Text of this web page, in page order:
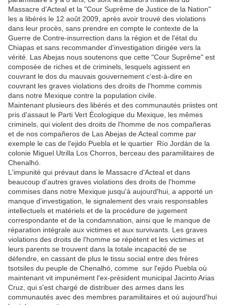
Massacre d'Acteal et la "Cour Suprême de Justice de la Nation"
les a libérés le 12 août 2009, après avoir trouvé des violations
dans leur procès, sans prendre en compte le contexte de la
Guerre de Contre-insurrection dans la région et de l'état du
Chiapas et sans recommander d'investigation dirigée vers la
vérité. Las Abejas nous soutenons que cette "Cour Suprême" est
composée de riches et de criminels, lesquels agissent en
couvrant le dos du mauvais gouvernement c'est-à-dire en
couvrant les graves violations des droits de l'homme commis
dans notre Mexique contre la population civile.
Maintenant plusieurs des libérés et des communautés priistes ont
pris d'assaut le Parti Vert Écologique du Mexique, les mêmes
criminels, qui violent des droits de l'homme de nos compañeras
et de nos compañeros de Las Abejas de Acteal comme par
exemple le cas de l'ejido Puebla et le quartier Río Jordán de la
colonie Miguel Utrilla Los Chorros, berceau des paramilitaires de
Chenalhó.
L'impunité qui prévaut dans le Massacre d'Acteal et dans
beaucoup d'autres graves violations des droits de l'homme
commises dans notre Mexique jusqu'à aujourd'hui, a apporté un
manque d'investigation, le signalement des vrais responsables
intellectuels et matériels et de la procédure de jugement
correspondante et de la condamnation, ainsi que le manque de
réparation intégrale aux victimes et aux survivants. Les graves
violations des droits de l'homme se répètent et les victimes et
leurs parents se trouvent dans la totale incapacité de se
défendre, en cassant de plus le tissu social entre des frères
tsotsiles du peuple de Chenalhó, comme sur l'ejido Puebla où
maintenant vit impunément l'ex-président municipal Jacinto Arias
Cruz, qui s'est chargé de distribuer des armes dans les
communautés avec des membres paramilitaires et où aujourd'hui